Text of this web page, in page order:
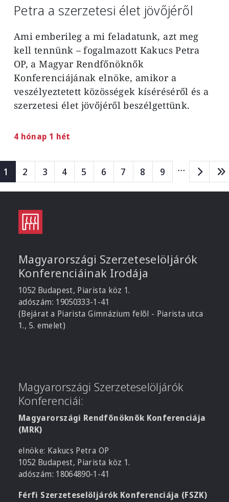
Petra a szerzetesi élet jövőjéről
Ami emberileg a mi feladatunk, azt meg
kell tennünk – fogalmazott Kakucs Petra
OP, a Magyar Rendfőnöknők
Konferenciájának elnöke, amikor a
veszélyeztetett közösségek kíséréséről és a
szerzetesi élet jövőjéről beszélgettünk.
4 hónap 1 hét
Oldalszámozás
Page
1 Page
2 Page
3 Page
4 Page
5 Page
6 Page
7 Page
8 Page
9 …
Magyarországi Szerzeteselöljárók
Konferenciáinak Irodája
1052 Budapest, Piarista köz 1.
adószám: 19050333-1-41
(Bejárat a Piarista Gimnázium felől - Piarista utca
1., 5. emelet)
Magyarországi Szerzeteselöljárók
Konferenciái:
Magyarországi Rendfőnöknők Konferenciája
(MRK)
elnöke: Kakucs Petra OP
1052 Budapest, Piarista köz 1.
adószám: 18064890-1-41
Férfi Szerzeteselöljárók Konferenciája (FSZK)